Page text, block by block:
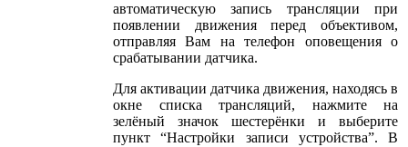
автоматическую запись трансляции при
появлении движения перед объективом,
отправляя Вам на телефон оповещения о
срабатывании датчика.
Для активации датчика движения, находясь в
окне списка трансляций, нажмите на
зелёный значок шестерёнки и выберите
пункт “Настройки записи устройства”. В